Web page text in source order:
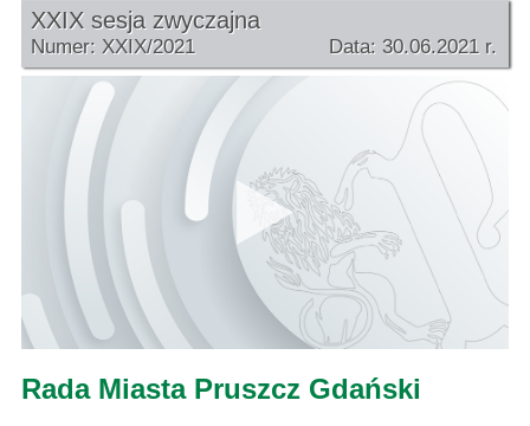
XXIX sesja zwyczajna
Numer: XXIX/2021 Data: 30.06.2021 r.
Rada Miasta Pruszcz Gdański